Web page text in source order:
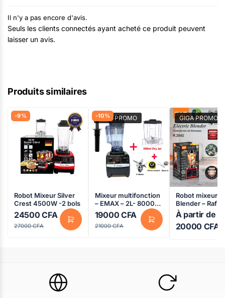
Il n'y a pas encore d'avis.
Seuls les clients connectés ayant acheté ce produit peuvent
laisser un avis.
Produits similaires
-9%
Robot Mixeur Silver
Crest 4500W -2 bols
27000CFA
24500CFA
GIGA PROMO
-10%
Mixeur multifonction
– EMAX – 2L- 8000W
– E-001A 2en1
Couleur noir
21000CFA
19000 CFA
GIGA PROMO
Robot mixeur
Blender – Raf-
2842 – 2400w
– 2 en 1
À partir de
20000 CFA